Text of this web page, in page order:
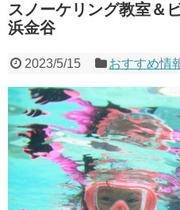
スノーケリング教室＆
浜金谷
2023/5/15 おすすめ情